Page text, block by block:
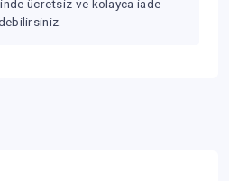
ücretsiz ve kolayca iade